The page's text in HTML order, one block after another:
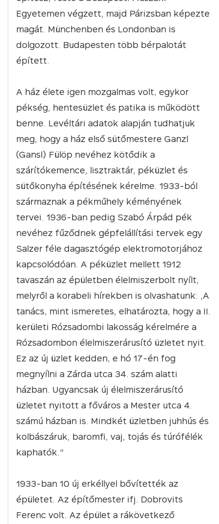
Egyetemen végzett, majd Párizsban képezte
magát. Münchenben és Londonban is
dolgozott. Budapesten több bérpalotát
épített.
A ház élete igen mozgalmas volt, egykor
pékség, hentesüzlet és patika is működött
benne. Levéltári adatok alapján tudhatjuk
meg, hogy a ház első sütőmestere Ganzl
(Gansl) Fülöp nevéhez kötődik a
szárítókemence, lisztraktár, péküzlet és
sütőkonyha építésének kérelme. 1933-ból
származnak a pékműhely kéményének
tervei. 1936-ban pedig Szabó Árpád pék
nevéhez fűződnek gépfelállítási tervek egy
Salzer féle dagasztógép elektromotorjához
kapcsolódóan. A péküzlet mellett 1912
tavaszán az épületben élelmiszerbolt nyílt,
melyről a korabeli hírekben is olvashatunk: „A
tanács, mint ismeretes, elhatározta, hogy a II.
kerületi Rózsadombi lakosság kérelmére a
Rózsadombon élelmiszerárusító üzletet nyit.
Ez az új üzlet kedden, e hó 17-én fog
megnyílni a Zárda utca 34. szám alatti
házban. Ugyancsak új élelmiszerárusító
üzletet nyitott a főváros a Mester utca 4.
számú házban is. Mindkét üzletben juhhús és
kolbászáruk, baromfi, vaj, tojás és túrófélék
kaphatók.”
1933-ban 10 új erkéllyel bővítették az
épületet. Az építőmester ifj. Dobrovits
Ferenc volt. Az épület a rákövetkező